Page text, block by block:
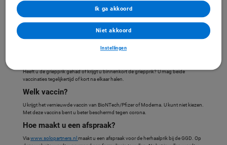
Deze uitnodiging is bedoeld voor zorgverleners die voor pgb-budgethouders
pgb. Zorgmedewerkers die niet via het pgb werken worden op een andere wijze
Heeft u de griepprik gehad of krijgt u binnenkort de griepprik? U mag beide
vaccinaties tegelijkertijd of kort na elkaar halen.
Welk vaccin?
U krijgt het vernieuwde vaccin van BioNTech/Pfizer of Moderna. U kunt niet kiezen.
Met deze vaccins bent u beter beschermd tegen corona.
Hoe maakt u een afspraak?
Viawww.solopartners.nl maakt u een afspraak voor de herhaalprik bij de GGD. Op
Instellingen
Niet akkoord
Ik ga akkoord